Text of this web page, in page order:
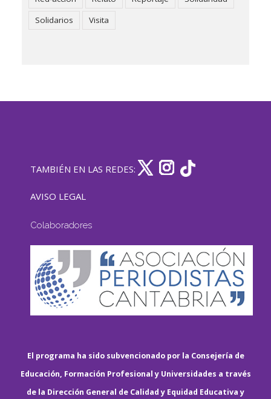
Solidarios
Visita
TAMBIÉN EN LAS REDES:
AVISO LEGAL
Colaboradores
El programa ha sido subvencionado por la Consejería de
Educación, Formación Profesional y Universidades a través
de la Dirección General de Calidad y Equidad Educativa y